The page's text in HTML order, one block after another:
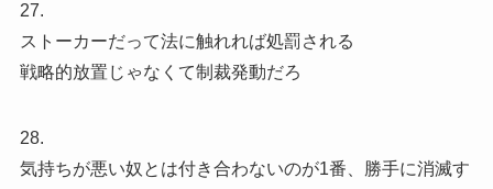
27.
ストーカーだって法に触れれば処罰される
戦略的放置じゃなくて制裁発動だろ
28.
気持ちが悪い奴とは付き合わないのが1番、勝手に消滅す